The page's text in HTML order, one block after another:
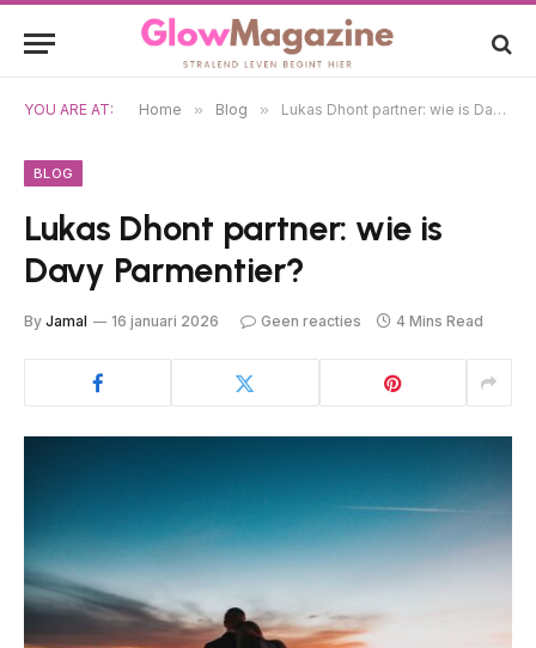
YOU ARE AT: Home » Blog » Lukas Dhont partner: wie is Davy Parmentier?
BLOG
Lukas Dhont partner: wie is
Davy Parmentier?
By Jamal 16 januari 2026 Geen reacties 4 Mins Read